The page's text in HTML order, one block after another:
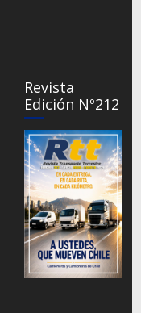
Revista
Edición Nº212